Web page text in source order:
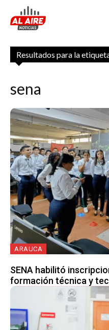
Resultados para la
sena
ARAUCA
SENA habilitó
formación técnica y